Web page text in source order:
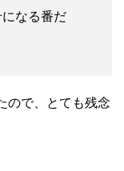
なる番だ
ので、とても残念